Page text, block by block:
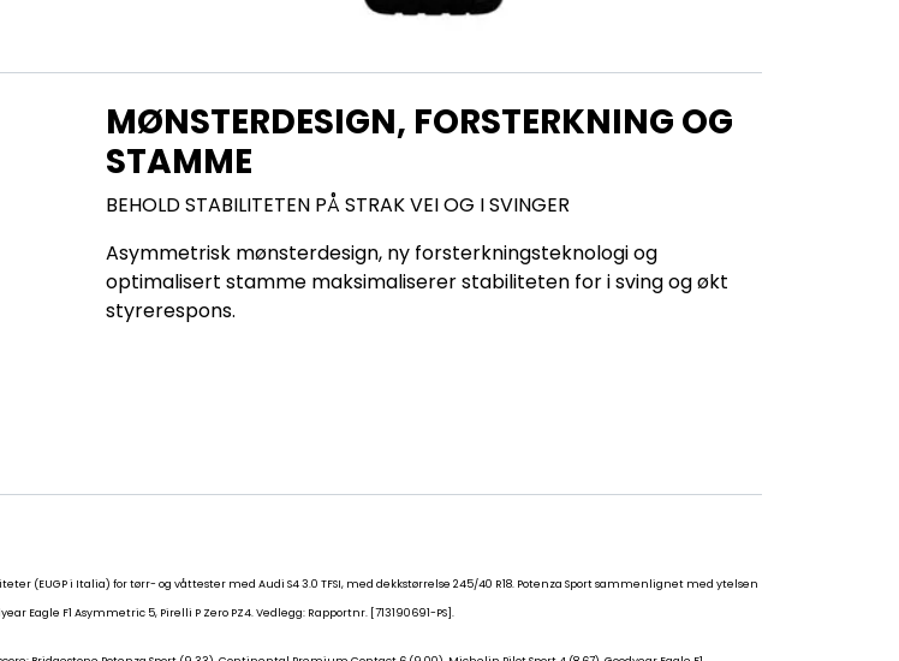
MØNSTERDESIGN, FORSTERKNING OG
STAMME
BEHOLD STABILITETEN PÅ STRAK VEI OG I SVINGER
Asymmetrisk mønsterdesign, ny forsterkningsteknologi og
optimalisert stamme maksimaliserer stabiliteten for i sving og økt
styrerespons.
(EUGP i Italia) for tørr- og våttester med Audi S4 3.0 TFSI, med dekkstørrelse 245/40 R18. Potenza Sport sammenlignet med ytelsen
F1 Asymmetric 5, Pirelli P Zero PZ4. Vedlegg: Rapportnr. [713190691-PS].